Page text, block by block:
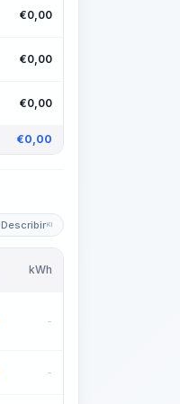
€0,00
€0,00
€0,00
€0,00
DescribirKI
kWh
-
-